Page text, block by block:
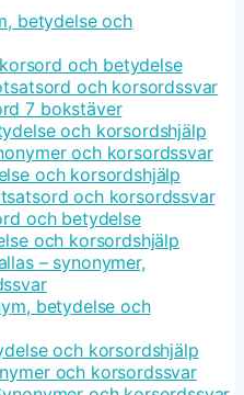
betydelse och
och betydelse
och korsordssvar
7 bokstäver
och korsordshjälp
och korsordssvar
och korsordshjälp
och korsordssvar
och betydelse
och korsordshjälp
– synonymer,
betydelse och
och korsordshjälp
och korsordssvar